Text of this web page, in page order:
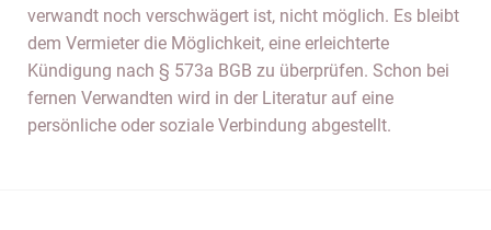
verwandt noch verschwägert ist, nicht möglich. Es bleibt
dem Vermieter die Möglichkeit, eine erleichterte
Kündigung nach § 573a BGB zu überprüfen. Schon bei
fernen Verwandten wird in der Literatur auf eine
persönliche oder soziale Verbindung abgestellt.